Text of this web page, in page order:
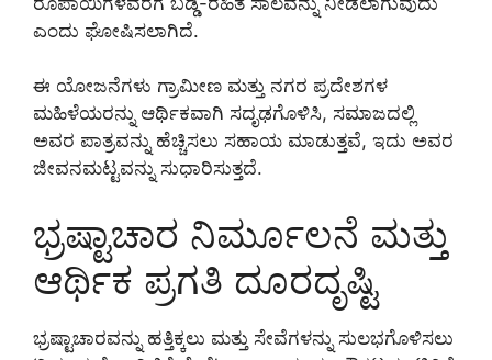
ಎಂದು ಘೋಷಿಸಲಾಗಿದೆ.
ಈ ಯೋಜನೆಗಳು ಗ್ರಾಮೀಣ ಮತ್ತು ನಗರ ಪ್ರದೇಶಗಳ
ಮಹಿಳೆಯರನ್ನು ಆರ್ಥಿಕವಾಗಿ ಸದೃಢಗೊಳಿಸಿ, ಸಮಾಜದಲ್ಲಿ
ಅವರ ಪಾತ್ರವನ್ನು ಹೆಚ್ಚಿಸಲು ಸಹಾಯ ಮಾಡುತ್ತವೆ, ಇದು ಅವರ
ಜೀವನಮಟ್ಟವನ್ನು ಸುಧಾರಿಸುತ್ತದೆ.
ಭ್ರಷ್ಟಾಚಾರ ನಿರ್ಮೂಲನೆ ಮತ್ತು
ಆರ್ಥಿಕ ಪ್ರಗತಿ ದೂರದೃಷ್ಟಿ
ಭ್ರಷ್ಟಾಚಾರವನ್ನು ಹತ್ತಿಕ್ಕಲು ಮತ್ತು ಸೇವೆಗಳನ್ನು ಸುಲಭಗೊಳಿಸಲು